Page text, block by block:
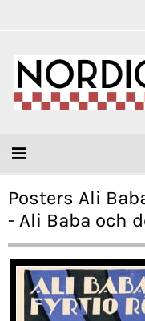
Posters Ali
- Ali Baba och